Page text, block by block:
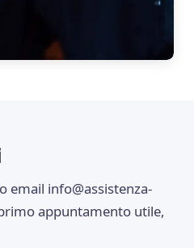
o email info@assistenza-
appuntamento utile,